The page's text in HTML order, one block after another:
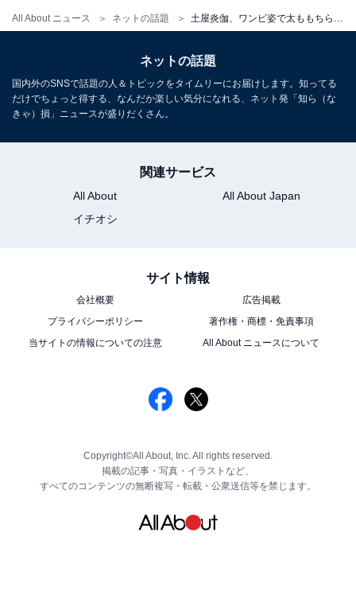
All About ニュース ネットの話題
ネットの話題
国内外のSNSで話題の人＆トピックをタイムリーにお届けします。知ってる
だけでちょっと得する、なんだか楽しい気分になれる、ネット発「知ら（な
きゃ）損」ニュースが盛りだくさん。
関連サービス
All About
All About Japan
イチオシ
サイト情報
会社概要
広告掲載
プライバシーポリシー
著作権・商標・免責事項
当サイトの情報についての注意
All About ニュースについて
Copyright©All About, Inc. All rights reserved.
掲載の記事・写真・イラストなど、
すべてのコンテンツの無断複写・転載・公衆送信等を禁じます。